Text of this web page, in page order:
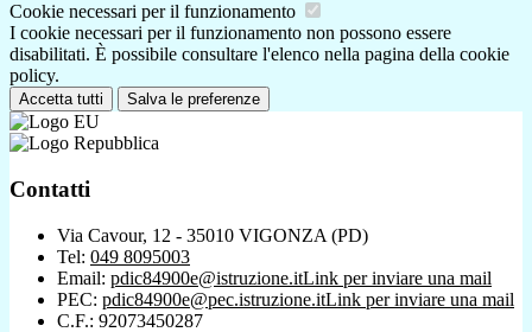
Cookie necessari per il funzionamento
I cookie necessari per il funzionamento non possono essere
disabilitati. È possibile consultare l'elenco nella pagina della cookie
policy.
Accetta tutti Salva le preferenze
Contatti
Via Cavour, 12 - 35010 VIGONZA (PD)
Tel: 049 8095003
Email: pdic84900e@istruzione.itLink per inviare una mail
PEC: pdic84900e@pec.istruzione.itLink per inviare una mail
C.F.: 92073450287